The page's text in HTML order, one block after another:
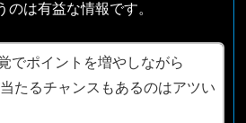
のは有益な情報です。
でポイントを増やしながら
たるチャンスもあるのはアツい